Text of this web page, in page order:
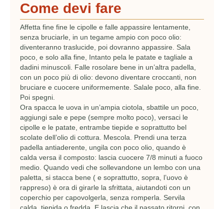
Come devi fare
Affetta fine fine le cipolle e falle appassire lentamente,
senza bruciarle, in un tegame ampio con poco olio:
diventeranno traslucide, poi dovranno appassire. Sala
poco, e solo alla fine, Intanto pela le patate e tagliale a
dadini minuscoli. Falle rosolare bene in un’altra padella,
con un poco più di olio: devono diventare croccanti, non
bruciare e cuocere uniformemente. Salale poco, alla fine.
Poi spegni.
Ora spacca le uova in un’ampia ciotola, sbattile un poco,
aggiungi sale e pepe (sempre molto poco), versaci le
cipolle e le patate, entrambe tiepide e soprattutto bel
scolate dell’olio di cottura. Mescola. Prendi una terza
padella antiaderente, ungila con poco olio, quando è
calda versa il composto: lascia cuocere 7/8 minuti a fuoco
medio. Quando vedi che sollevandone un lembo con una
paletta, si stacca bene ( e soprattutto, sopra, l’uovo è
rappreso) è ora di girarle la sfrittata, aiutandoti con un
coperchio per capovolgerla, senza romperla. Servila